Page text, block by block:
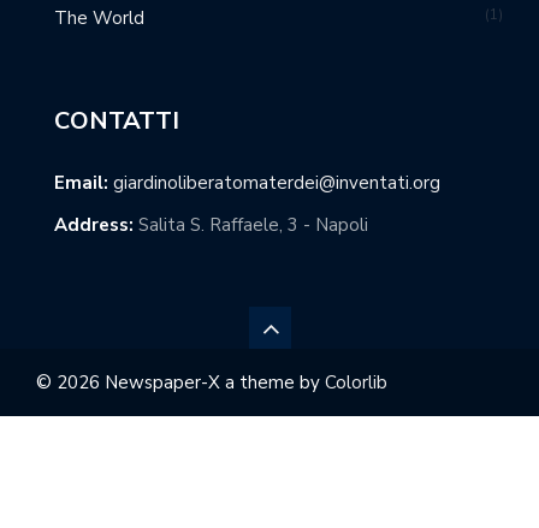
The World 1
CONTATTI
Email: giardinoliberatomaterdei@inventati.org
Address: Salita S. Raffaele, 3 - Napoli
© 2026 Newspaper-X a theme by Colorlib